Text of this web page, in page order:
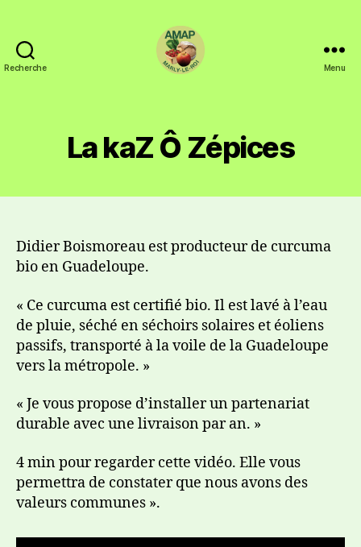
Recherche Menu
La kaZ Ô Zépices
Didier Boismoreau est producteur de curcuma
bio en Guadeloupe.
« Ce curcuma est certifié bio. Il est lavé à l’eau
de pluie, séché en séchoirs solaires et éoliens
passifs, transporté à la voile de la Guadeloupe
vers la métropole. »
« Je vous propose d’installer un partenariat
durable avec une livraison par an. »
4 min pour regarder cette vidéo. Elle vous
permettra de constater que nous avons des
valeurs communes ».